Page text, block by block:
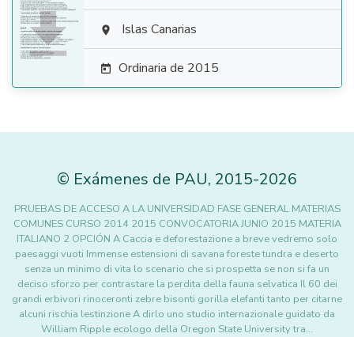
  Islas Canarias
 Ordinaria de 2015
© Exámenes de PAU, 2015-2026
PRUEBAS DE ACCESO A LA UNIVERSIDAD FASE GENERAL MATERIAS
COMUNES CURSO 2014 2015 CONVOCATORIA JUNIO 2015 MATERIA
ITALIANO 2 OPCIÓN A Caccia e deforestazione a breve vedremo solo
paesaggi vuoti Immense estensioni di savana foreste tundra e deserto
senza un minimo di vita lo scenario che si prospetta se non si fa un
deciso sforzo per contrastare la perdita della fauna selvatica Il 60 dei
grandi erbivori rinoceronti zebre bisonti gorilla elefanti tanto per citarne
alcuni rischia lestinzione A dirlo uno studio internazionale guidato da
William Ripple ecologo della Oregon State University tra…